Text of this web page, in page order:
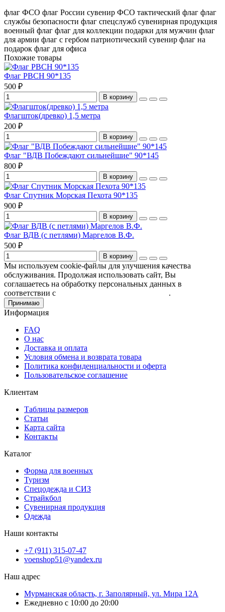
флаг ФСО флаг России сувенир ФСО тактический флаг флаг
службы безопасности флаг спецслужб сувенирная продукция
военный флаг флаг для коллекции подарки для мужчин флаг
для армии флаг с гербом патриотический сувенир флаг на
подарок флаг для офиса
Похожие товары
Флаг РВСН 90*135
500 ₽
В корзину
Флагшток(древко) 1,5 метра
200 ₽
В корзину
Флаг "ВДВ Побеждают сильнейшие" 90*145
800 ₽
В корзину
Флаг Спутник Морская Пехота 90*135
900 ₽
В корзину
Флаг ВДВ (с петлями) Маргелов В.Ф.
500 ₽
В корзину
Мы используем cookie-файлы для улучшения качества
обслуживания. Продолжая использовать сайт, Вы
соглашаетесь на обработку персональных данных в
соответствии с
.
Принимаю
Информация
FAQ
О нас
Доставка и оплата
Условия обмена и возврата товара
Политика конфиденциальности и оферта
Пользовательское соглашение
Клиентам
Таблицы размеров
Статьи
Карта сайта
Контакты
Каталог
Форма для военных
Туризм
Спецодежда и СИЗ
Страйкбол
Сувенирная продукция
Одежда
Наши контакты
+7 (911) 315-07-47
voenshop51@yandex.ru
Наш адрес
Мурманская область, г. Заполярный, ул. Мира 12А
Ежедневно с 10:00 до 20:00